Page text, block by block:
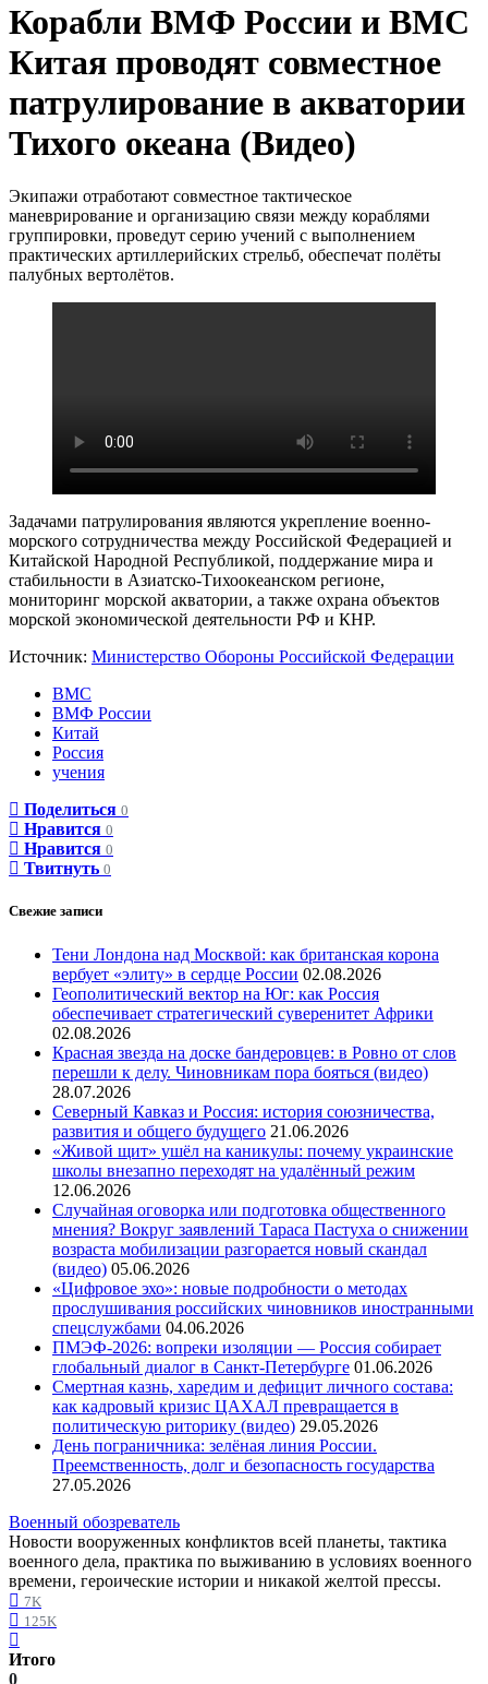
Корабли ВМФ России и ВМС
Китая проводят совместное
патрулирование в акватории
Тихого океана (Видео)
Экипажи отработают совместное тактическое
маневрирование и организацию связи между кораблями
группировки, проведут серию учений с выполнением
практических артиллерийских стрельб, обеспечат полёты
палубных вертолётов.
Задачами патрулирования являются укрепление военно-
морского сотрудничества между Российской Федерацией и
Китайской Народной Республикой, поддержание мира и
стабильности в Азиатско-Тихоокеанском регионе,
мониторинг морской акватории, а также охрана объектов
морской экономической деятельности РФ и КНР.
Источник: Министерство Обороны Российской Федерации
ВМС
ВМФ России
Китай
Россия
учения
Поделиться 0
Нравится 0
Нравится 0
Твитнуть 0
Свежие записи
Тени Лондона над Москвой: как британская корона
вербует «элиту» в сердце России 02.08.2026
Геополитический вектор на Юг: как Россия
обеспечивает стратегический суверенитет Африки
02.08.2026
Красная звезда на доске бандеровцев: в Ровно от слов
перешли к делу. Чиновникам пора бояться (видео)
28.07.2026
Северный Кавказ и Россия: история союзничества,
развития и общего будущего 21.06.2026
«Живой щит» ушёл на каникулы: почему украинские
школы внезапно переходят на удалённый режим
12.06.2026
Случайная оговорка или подготовка общественного
мнения? Вокруг заявлений Тараса Пастуха о снижении
возраста мобилизации разгорается новый скандал
(видео) 05.06.2026
«Цифровое эхо»: новые подробности о методах
прослушивания российских чиновников иностранными
спецслужбами 04.06.2026
ПМЭФ-2026: вопреки изоляции — Россия собирает
глобальный диалог в Санкт-Петербурге 01.06.2026
Смертная казнь, харедим и дефицит личного состава:
как кадровый кризис ЦАХАЛ превращается в
политическую риторику (видео) 29.05.2026
День пограничника: зелёная линия России.
Преемственность, долг и безопасность государства
27.05.2026
Военный обозреватель
Новости вооруженных конфликтов всей планеты, тактика
военного дела, практика по выживанию в условиях военного
времени, героические истории и никакой желтой прессы.
7K
125K
Итого
0